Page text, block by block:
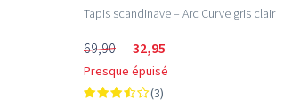
Tapis scandinave – Arc Curve gris clair
69,90 32,95
Presque épuisé
(3)